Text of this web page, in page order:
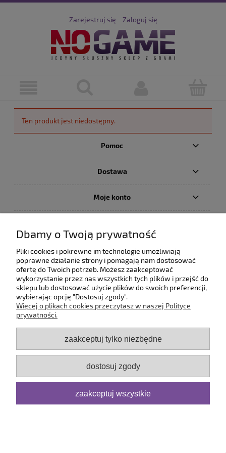
Zarejestruj się Zaloguj się
Ten produkt jest niedostępny.
Pomoc
Dostawa
Moje konto
O firmie
pokaż pełną wersję strony
Sklep internetowy Shoper.pl
Dbamy o Twoją prywatność
Pliki cookies i pokrewne im technologie umożliwiają
poprawne działanie strony i pomagają nam dostosować
ofertę do Twoich potrzeb. Możesz zaakceptować
wykorzystanie przez nas wszystkich tych plików i przejść do
sklepu lub dostosować użycie plików do swoich preferencji,
wybierając opcję "Dostosuj zgody".
Więcej o plikach cookies przeczytasz w naszej Polityce
prywatności.
zaakceptuj tylko niezbędne
dostosuj zgody
zaakceptuj wszystkie